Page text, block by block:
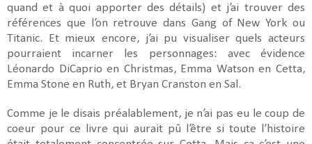
quand et à quoi apporter des détails) et j’ai trouver des
références que l’on retrouve dans Gang of New York ou
Titanic. Et mieux encore, j’ai pu visualiser quels acteurs
pourraient incarner les personnages: avec évidence
Léonardo DiCaprio en Christmas, Emma Watson en Cetta,
Emma Stone en Ruth, et Bryan Cranston en Sal.
Comme je le disais préalablement, je n’ai pas eu le coup de
coeur pour ce livre qui aurait pû l’être si toute l’histoire